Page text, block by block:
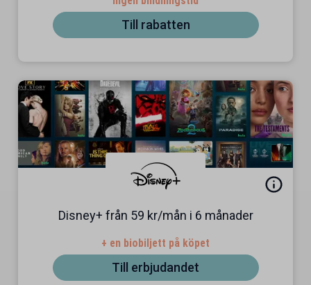
Till rabatten
Disney+ från 59 kr/mån i 6 månader
+ en biobiljett på köpet
Till erbjudandet